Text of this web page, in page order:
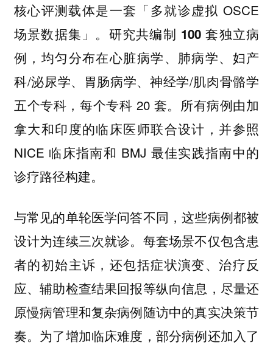
核心评测载体是一套「多就诊虚拟 OSCE
场景数据集」。 研究共编制 100 套独立病
例， 均匀分布在心脏病学、肺病学、妇产
科/泌尿学、胃肠病学、神经学/肌肉骨骼学
五个专科，每个专科 20 套。所有病例由加
拿大和印度的临床医师联合设计，并参照
NICE 临床指南和 BMJ 最佳实践指南中的
诊疗路径构建。
与常见的单轮医学问答不同，这些病例都被
设计为连续三次就诊。每套场景不仅包含患
者的初始主诉， 还包括症状演变、治疗反
应、辅助检查结果回报等纵向信息， 尽量还
原慢病管理和复杂病例随访中的真实决策节
奏。为了增加临床难度，部分病例还加入了